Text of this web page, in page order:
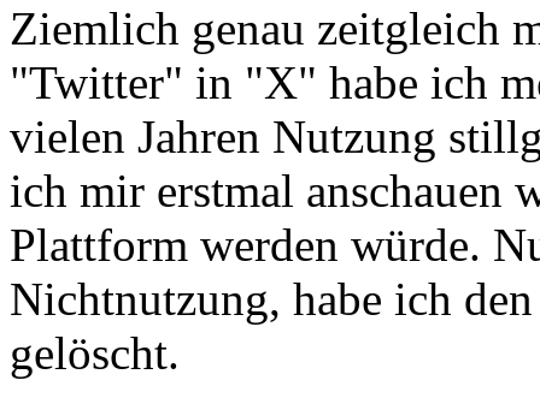
Ziemlich genau zeitgleich
"Twitter" in "X" habe ich
vielen Jahren Nutzung
ich mir erstmal anschauen
Plattform werden würde.
Nichtnutzung, habe ich
gelöscht.